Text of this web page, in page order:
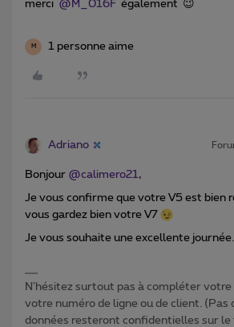
merci @M_016F également 😉
M 1 personne aime
Adriano
Bonjour @calimero21,
Je vous confirme que votre V5 est bien
vous gardez bien votre V7
Je vous souhaite une excellente journée.
N'hésitez surtout pas à compléter votre
votre numéro de ligne ou de client. (Pas
données resteront confidentielles sur le